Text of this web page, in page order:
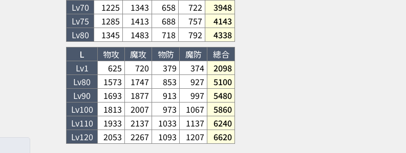
Lv70 1225 1343 658 722
3948
Lv75 1285 1413 688 757
4143
Lv80 1345 1483 718 792
4338
L
物攻 魔攻 物防 魔防
總合
Lv1
625 720 379 374
2098
Lv80 1573 1747 853 927
5100
Lv90 1693 1877 913 997
5480
Lv100 1813 2007 973 1067
5860
Lv110 1933 2137 1033 1137
6240
Lv120 2053 2267 1093 1207 6620